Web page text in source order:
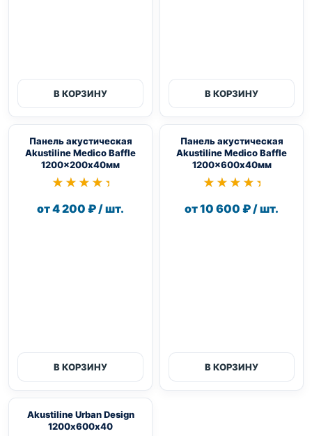
В КОРЗИНУ В КОРЗИНУ
Панель акустическая
Akustiline Medico Baffle
1200×200х40мм
★★★★★
★★★★★
от 4 200 ₽ / шт.
В КОРЗИНУ
Панель акустическая
Akustiline Medico Baffle
1200×600х40мм
★★★★★
★★★★★
от 10 600 ₽ / шт.
В КОРЗИНУ
Akustiline Urban Design
1200х600х40